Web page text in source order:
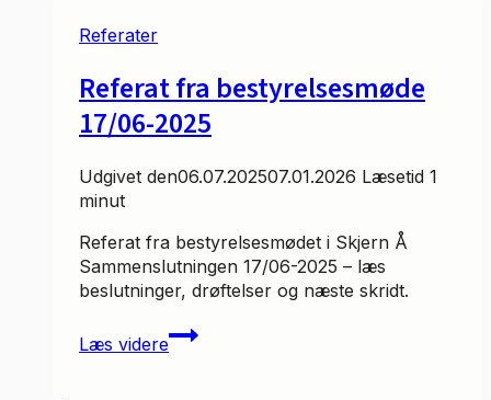
Referater
Referat fra bestyrelsesmøde
17/06-2025
Udgivet den06.07.202507.01.2026 Læsetid 1
minut
Referat fra bestyrelsesmødet i Skjern Å
Sammenslutningen 17/06-2025 – læs
beslutninger, drøftelser og næste skridt.
Læs videre
Referat
fra